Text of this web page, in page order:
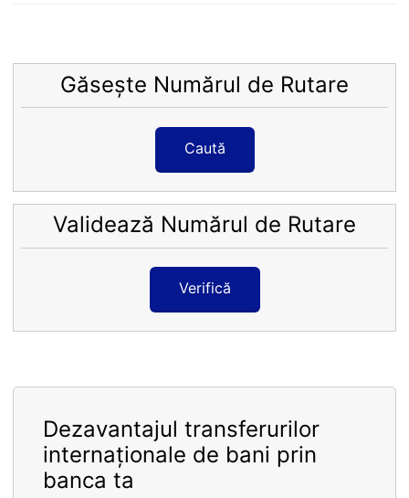
Găsește Numărul de Rutare
Caută
Validează Numărul de Rutare
Verifică
Dezavantajul transferurilor
internaționale de bani prin
banca ta